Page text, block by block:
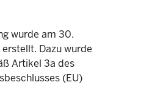
wurde am 30.
Dazu wurde
Artikel 3a des
(EU)